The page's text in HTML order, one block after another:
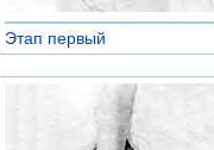
Этап первый